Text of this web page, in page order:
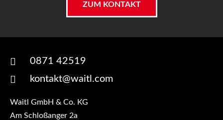
ZUM KONTAKT
0871 42519
kontakt@waitl.com
Waitl GmbH & Co. KG
Am Schloßanger 2a